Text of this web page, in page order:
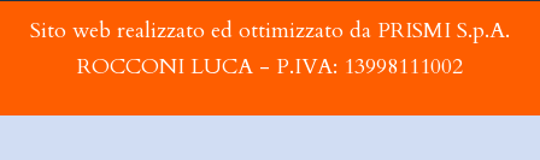
Sito web realizzato ed ottimizzato da PRISMI S.p.A.
ROCCONI LUCA - P.IVA: 13998111002